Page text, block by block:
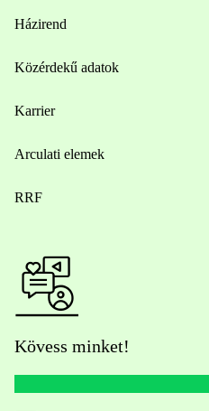
Házirend
Közérdekű adatok
Karrier
Arculati elemek
RRF
Kövess minket!